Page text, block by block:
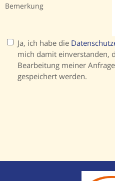
Bemerkung
Ja, ich habe die
mich damit einverstanden,
Bearbeitung meiner
gespeichert werden.